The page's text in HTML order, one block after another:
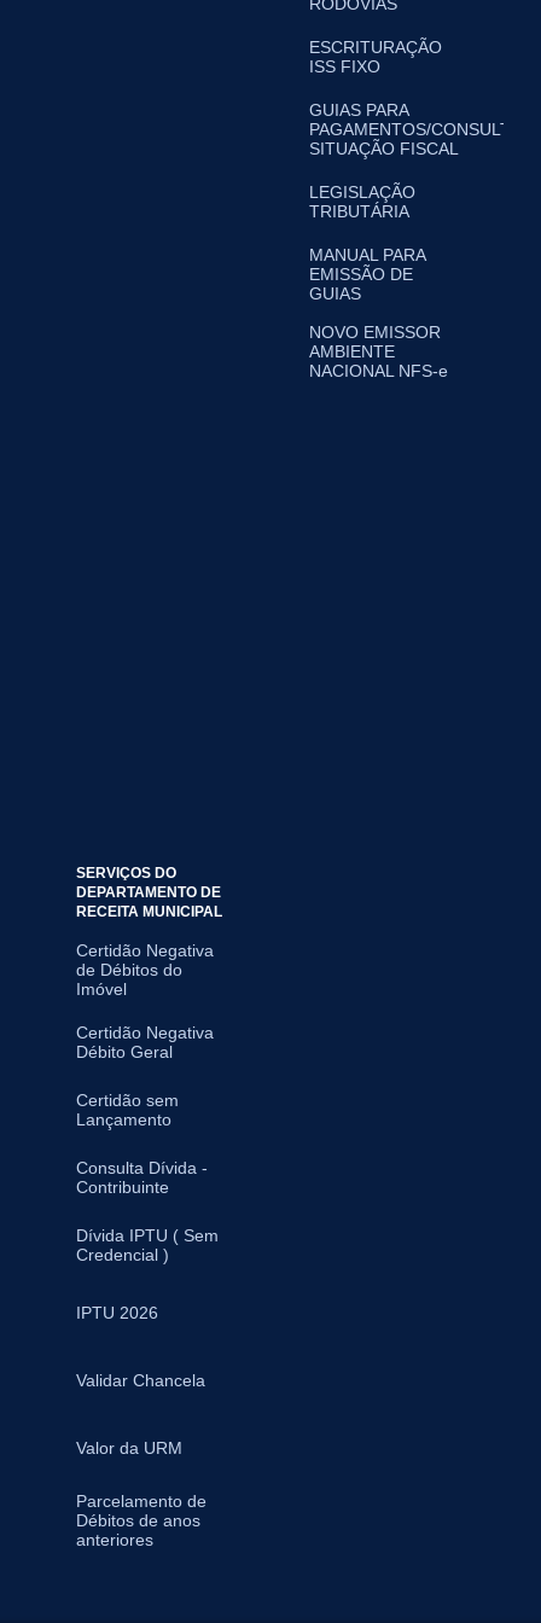
ESCRITURAÇÃO
ISS FIXO
GUIAS PARA
PAGAMENTOS/CONSULTA
SITUAÇÃO FISCAL
LEGISLAÇÃO
TRIBUTÁRIA
MANUAL PARA
EMISSÃO DE
GUIAS
NOVO EMISSOR
AMBIENTE
NACIONAL NFS-e
SERVIÇOS DO
DEPARTAMENTO DE
RECEITA MUNICIPAL
Certidão Negativa
de Débitos do
Imóvel
Certidão Negativa
Débito Geral
Certidão sem
Lançamento
Consulta Dívida -
Contribuinte
Dívida IPTU ( Sem
Credencial )
IPTU 2026
Validar Chancela
Valor da URM
Parcelamento de
Débitos de anos
anteriores